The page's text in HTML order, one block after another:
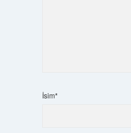
İsim*